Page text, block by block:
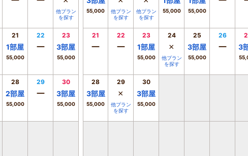
他プラン
を探す
21
1部屋
55,000
22
ー
23
3部屋
55,000
28
2部屋
55,000
29
ー
30
3部屋
55,000
55,000
他プラン
を探す
他プラン
を探す
55,000 55,000
21
ー
22
ー
23
1部屋
55,000
24
×
他プラン
を探す
25
3部屋
55,000
26
ー 3
28
3部屋
55,000
29
×
他プラン
を探す
30
3部屋
55,000